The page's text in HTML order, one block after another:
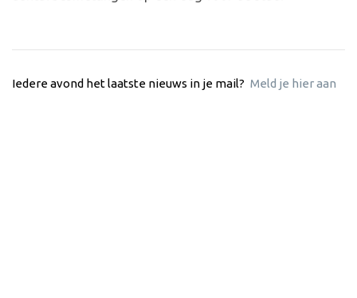
Iedere avond het laatste nieuws in je mail? Meld je hier aan